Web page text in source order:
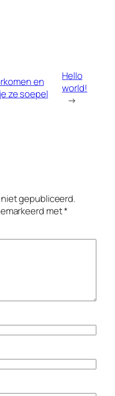
en
ze soepel
Hello
world!
→
gepubliceerd.
met*